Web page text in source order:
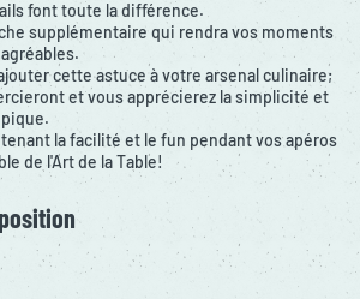
font toute la différence.
supplémentaire qui rendra vos moments
cette astuce à votre arsenal culinaire;
et vous apprécierez la simplicité et
la facilité et le fun pendant vos apéros
de l'Art de la Table!